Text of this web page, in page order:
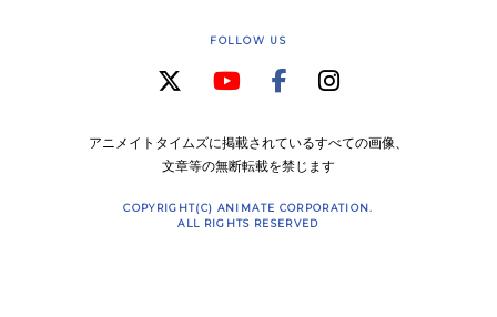
FOLLOW US
アニメイトタイムズに掲載されているすべての画像、
文章等の無断転載を禁じます
COPYRIGHT(C) ANIMATE CORPORATION.
ALL RIGHTS RESERVED